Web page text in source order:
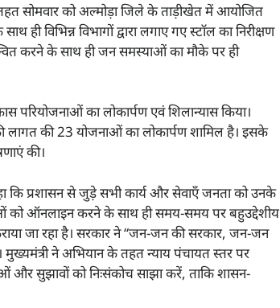
सोमवार को अल्मोड़ा जिले के ताड़ीखेत में आयोजित
ही विभिन्न विभागों द्वारा लगाए गए स्टॉल का निरीक्षण
करने के साथ ही जन समस्याओं का मौके पर ही
परियोजनाओं का लोकार्पण एवं शिलान्यास किया।
की 23 योजनाओं का लोकार्पण शामिल है। इसके
की।
कि प्रशासन से जुड़े सभी कार्य और सेवाएँ जनता को उनके
को ऑनलाइन करने के साथ ही समय-समय पर बहुउद्देशीय
जा रहा है। सरकार ने “जन-जन की सरकार, जन-जन
ने अभियान के तहत न्याय पंचायत स्तर पर
और सुझावों को निःसंकोच साझा करें, ताकि शासन-